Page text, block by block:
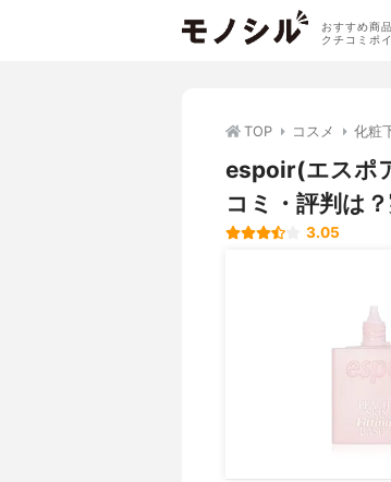
おすすめ商
クチコミポ
TOP コスメ 化粧
espoir(エスポ
コミ・評判は
3.05